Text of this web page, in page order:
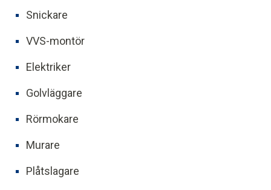
Snickare
VVS-montör
Elektriker
Golvläggare
Rörmokare
Murare
Plåtslagare